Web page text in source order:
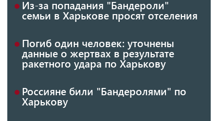
Из-за попадания "Бандероли"
семьи в Харькове просят отселения
Погиб один человек: уточнены
данные о жертвах в результате
ракетного удара по Харькову
Россияне били "Бандеролями" по
Харькову